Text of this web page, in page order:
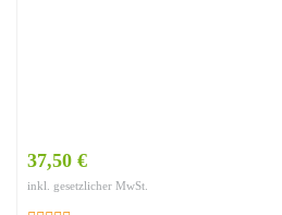
37,50 €
inkl. gesetzlicher MwSt.